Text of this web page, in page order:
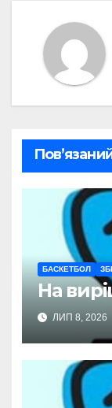
БАСКЕТБОЛ
На
ЛИП 8, 2026